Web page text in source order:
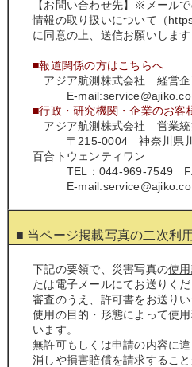
【お問い合わせ先】※メール
情報の取り扱いについて（
に同意の上、送信お願いします
■報道関係の方はこちらへ
アジア航測株式会社 経営
E-
■行政・研究機関・企業のお客
アジア航測株式会社 営業統
〒215-0004 神奈川県川
百合トウェンティワン
TEL：044-969-7549
E-
■ 当ページ掲載写真の二次利
下記の要領で、災害写真の使
たは電子メールにてお送りくだ
審査のうえ、許可書をお送りい
使用の目的・形態によって使
います。
無許可もしくは申請の内容に
消しや損害賠償を請求すること